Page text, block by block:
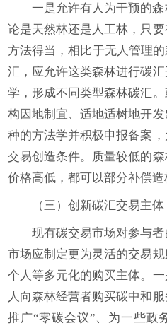
一是允许有人为干预的
论是天然林还是人工林，只
方法得当，相比于无人管理
汇，应允许这类森林进行碳
学，形成不同类型森林碳汇
构因地制宜、适地适树地开
种的方法学并积极申报备案
交易创造条件。质量较低的
价格高低，都可以部分补偿造
（三）创新碳汇交易主体
现有碳交易市场对参与
市场应制定更为灵活的交易规
个人等多元化的购买主体。
人向森林经营者购买碳中和
推广“零碳会议”、为一些政